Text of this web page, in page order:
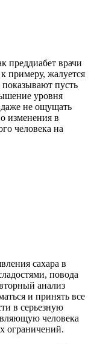
преддиабет врачи
примеру, жалуется
пусть
уровня
не ощущать
изменения в
человека на
сахара в
повода
анализ
и принять все
в серьезную
человека
ограничений.